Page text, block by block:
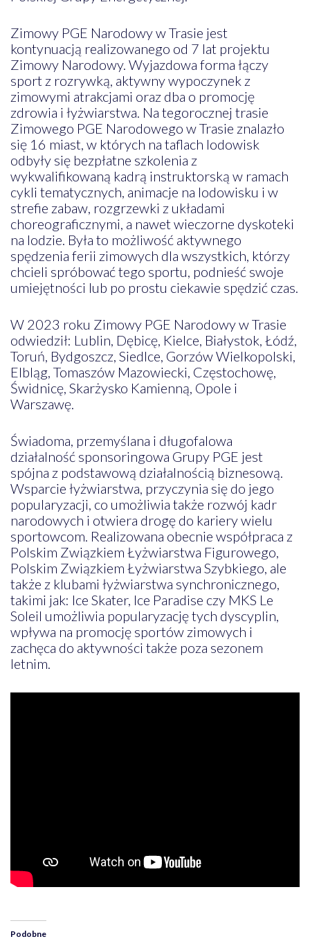
Zimowy PGE Narodowy w Trasie jest
kontynuacją realizowanego od 7 lat projektu
Zimowy Narodowy. Wyjazdowa forma łączy
sport z rozrywką, aktywny wypoczynek z
zimowymi atrakcjami oraz dba o promocję
zdrowia i łyżwiarstwa. Na tegorocznej trasie
Zimowego PGE Narodowego w Trasie znalazło
się 16 miast, w których na taflach lodowisk
odbyły się bezpłatne szkolenia z
wykwalifikowaną kadrą instruktorską w ramach
cykli tematycznych, animacje na lodowisku i w
strefie zabaw, rozgrzewki z układami
choreograficznymi, a nawet wieczorne dyskoteki
na lodzie. Była to możliwość aktywnego
spędzenia ferii zimowych dla wszystkich, którzy
chcieli spróbować tego sportu, podnieść swoje
umiejętności lub po prostu ciekawie spędzić czas.
W 2023 roku Zimowy PGE Narodowy w Trasie
odwiedził: Lublin, Dębicę, Kielce, Białystok, Łódź,
Toruń, Bydgoszcz, Siedlce, Gorzów Wielkopolski,
Elbląg, Tomaszów Mazowiecki, Częstochowę,
Świdnicę, Skarżysko Kamienną, Opole i
Warszawę.
Świadoma, przemyślana i długofalowa
działalność sponsoringowa Grupy PGE jest
spójna z podstawową działalnością biznesową.
Wsparcie łyżwiarstwa, przyczynia się do jego
popularyzacji, co umożliwia także rozwój kadr
narodowych i otwiera drogę do kariery wielu
sportowcom. Realizowana obecnie współpraca z
Polskim Związkiem Łyżwiarstwa Figurowego,
Polskim Związkiem Łyżwiarstwa Szybkiego, ale
także z klubami łyżwiarstwa synchronicznego,
takimi jak: Ice Skater, Ice Paradise czy MKS Le
Soleil umożliwia popularyzację tych dyscyplin,
wpływa na promocję sportów zimowych i
zachęca do aktywności także poza sezonem
letnim.
Podobne